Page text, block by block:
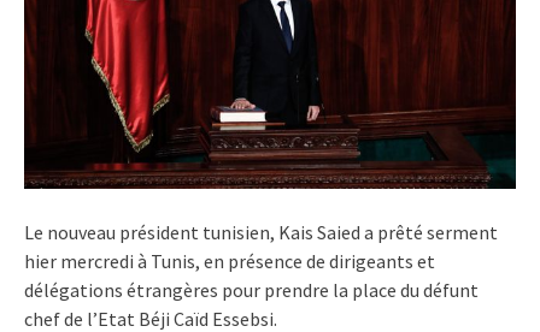
Le nouveau président tunisien, Kais Saied a prêté serment
hier mercredi à Tunis, en présence de dirigeants et
délégations étrangères pour prendre la place du défunt
chef de l’Etat Béji Caïd Essebsi.